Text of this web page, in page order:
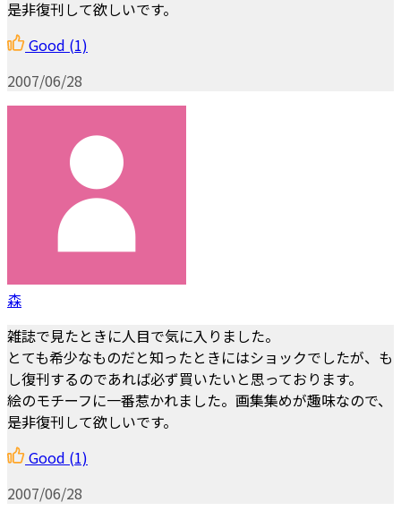
是非復刊して欲しいです。
Good (1)
2007/06/28
森
雑誌で見たときに人目で気に入りました。
とても希少なものだと知ったときにはショックでしたが、も
し復刊するのであれば必ず買いたいと思っております。
絵のモチーフに一番惹かれました。画集集めが趣味なので、
是非復刊して欲しいです。
Good (1)
2007/06/28